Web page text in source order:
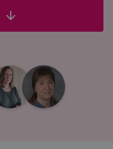
|
Yvette
Andersson